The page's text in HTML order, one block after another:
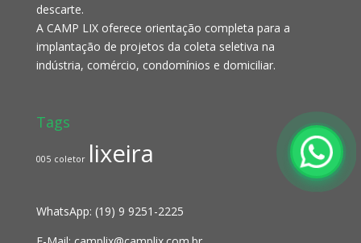
descarte.
A CAMP LIX oferece orientação completa para a
implantação de projetos da coleta seletiva na
indústria, comércio, condomínios e domiciliar.
Tags
005 coletor lixeira
WhatsApp: (19) 9 9251-2225